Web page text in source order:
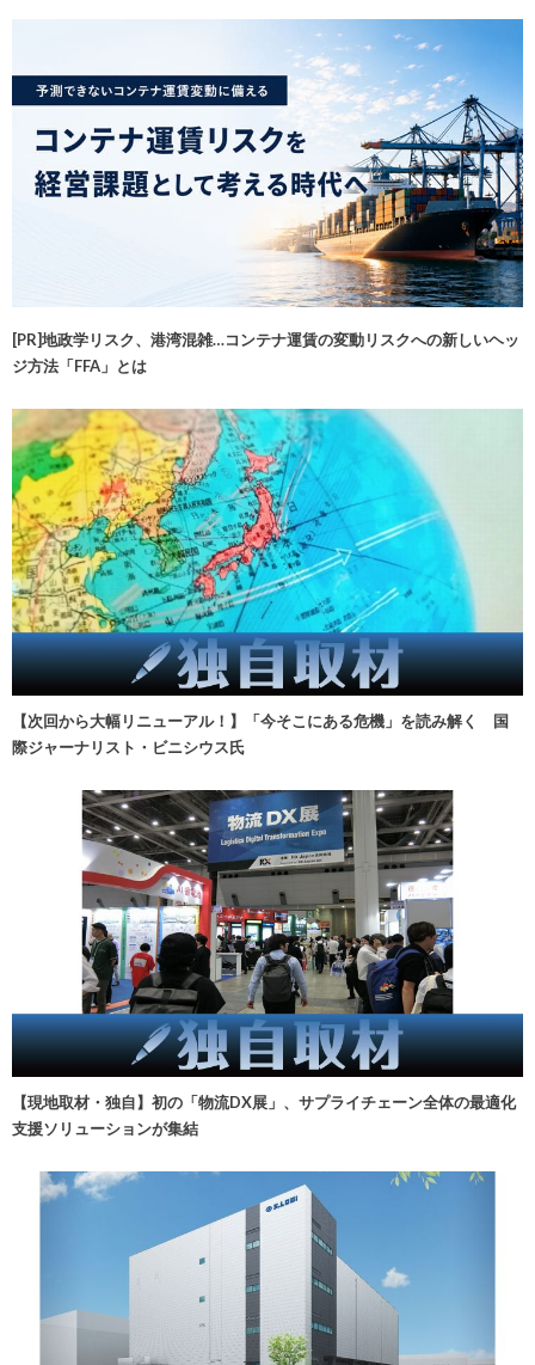
[PR]地政学リスク、港湾混雑…コンテナ運賃の変動リスクへの新しいヘッ
ジ方法「FFA」とは
【次回から大幅リニューアル！】「今そこにある危機」を読み解く 国
際ジャーナリスト・ビニシウス氏
【現地取材・独自】初の「物流DX展」、サプライチェーン全体の最適化
支援ソリューションが集結